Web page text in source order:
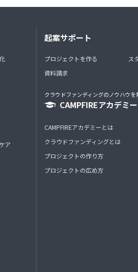
ア
起案サポート
プロジェクトを作る
資料請求
ス
クラウドファンディングのノウハウを
CAMPFIREアカデミー
CAMPFIREアカデミーとは
クラウドファンディングとは
プロジェクトの作り方
プロジェクトの広め方